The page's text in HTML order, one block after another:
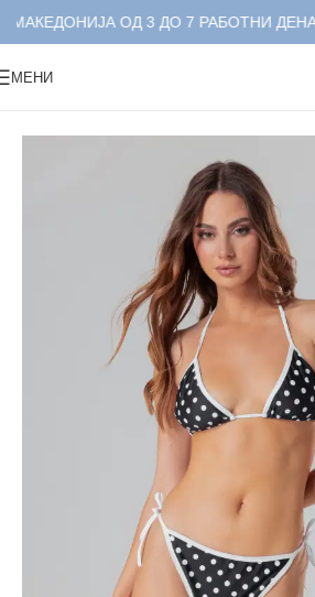
ОД 3 ДО 7 РАБОТНИ ДЕНА.
МЕНИ